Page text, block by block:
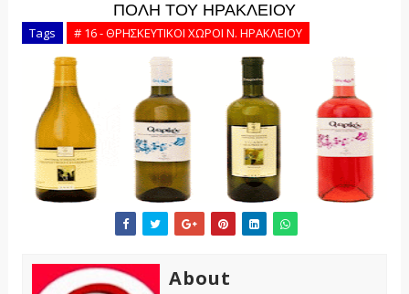
ΠΟΛΗ ΤΟΥ ΗΡΑΚΛΕΙΟΥ
Tags # 16 - ΘΡΗΣΚΕΥΤΙΚΟΙ ΧΩΡΟΙ Ν. ΗΡΑΚΛΕΙΟΥ
About